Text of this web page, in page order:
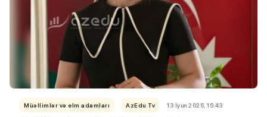
Müəllimlər və elm adamları AzEdu Tv 13 İyun 2025, 15:43